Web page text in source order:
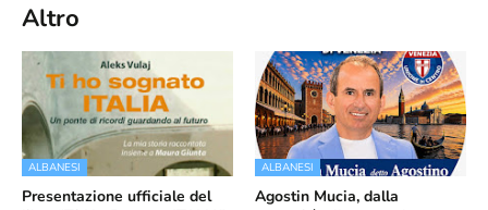
Altro
ALBANESI
Presentazione ufficiale del
ALBANESI
Agostin Mucia, dalla